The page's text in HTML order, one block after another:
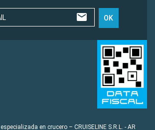
OK
en crucero – CRUISELINE S.R.L. - AR